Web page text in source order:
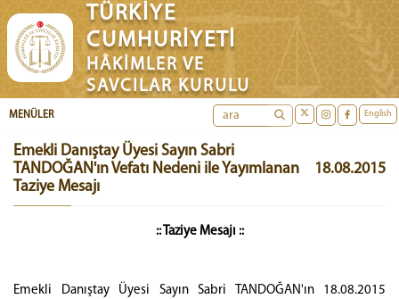
TÜRKİYE
CUMHURİYETİ
HÂKİMLER VE
SAVCILAR KURULU
English
MENÜLER
Emekli Danıştay Üyesi Sayın Sabri
TANDOĞAN'ın Vefatı Nedeni ile Yayımlanan
Taziye Mesajı
18.08.2015
:: Taziye Mesajı ::
Emekli Danıştay Üyesi Sayın Sabri TANDOĞAN'ın 18.08.2015